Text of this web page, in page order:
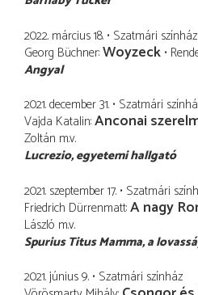
2022. március 18. Szatmári színház
Georg Büchner Woyzeck
Angyal
2021. december 31. Szatmári
Vajda Katalin Anconai
Zoltán m.v.
Lucrezio egyetemi hallgató
2021. szeptember 17. Szatmári
Friedrich Dürrenmatt A nagy
László m.v.
Spurius Titus Mamma a
2021. június 9. Szatmári színház